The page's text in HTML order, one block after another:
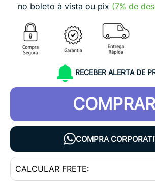
no boleto à vista ou pix (7% de
RECEBER ALERTA DE
COMPRAR
COMPRA